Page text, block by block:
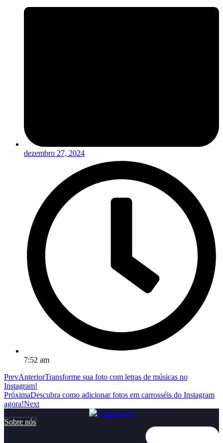
dezembro 27, 2024
7:52 am
PrevAnteriorTransforme sua foto com letras de músicas no
Instagram!
PróximaDescubra como adicionar fotos em carrosséis do Instagram
agora!Next
Sobre nós